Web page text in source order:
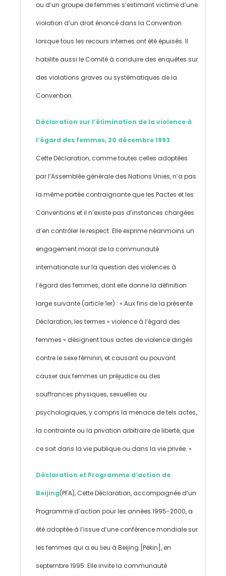
ou d’un groupe de femmes s’estimant victime d’une
violation d’un droit énoncé dans la Convention
lorsque tous les recours internes ont été épuisés. Il
habilite aussi le Comité à conduire des enquêtes sur
des violations graves ou systématiques de la
Convention.
Déclaration sur l’élimination de la violence à
l’égard des femmes, 20 décembre 1993
Cette Déclaration, comme toutes celles adoptées
par l’Assemblée générale des Nations Unies, n’a pas
la même portée contraignante que les Pactes et les
Conventions et il n’existe pas d’instances chargées
d’en contrôler le respect. Elle exprime néanmoins un
engagement moral de la communauté
internationale sur la question des violences à
l’égard des femmes, dont elle donne la définition
large suivante (article 1er) : « Aux fins de la présente
Déclaration, les termes « violence à l’égard des
femmes » désignent tous actes de violence dirigés
contre le sexe féminin, et causant ou pouvant
causer aux femmes un préjudice ou des
souffrances physiques, sexuelles ou
psychologiques, y compris la menace de tels actes,
la contrainte ou la privation arbitraire de liberté, que
ce soit dans la vie publique ou dans la vie privée. »
Déclaration et Programme d’action de
Beijing(PFA), Cette Déclaration, accompagnée d’un
Programme d’action pour les années 1995-2000, a
été adoptée à l’issue d’une conférence mondiale sur
les femmes qui a eu lieu à Beijing [Pékin], en
septembre 1995. Elle invite la communauté